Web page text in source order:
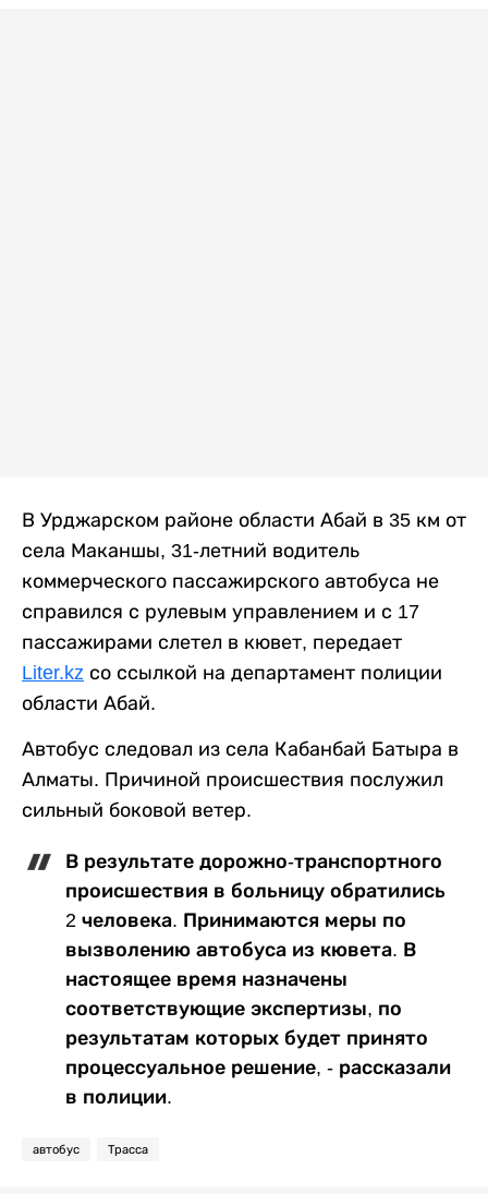
В Урджарском районе области Абай в 35 км от
села Маканшы, 31-летний водитель
коммерческого пассажирского автобуса не
справился с рулевым управлением и с 17
пассажирами слетел в кювет, передает
Liter.kz со ссылкой на департамент полиции
области Абай.
Автобус следовал из села Кабанбай Батыра в
Алматы. Причиной происшествия послужил
сильный боковой ветер.
В результате дорожно-транспортного
происшествия в больницу обратились
2 человека. Принимаются меры по
вызволению автобуса из кювета. В
настоящее время назначены
соответствующие экспертизы, по
результатам которых будет принято
процессуальное решение, - рассказали
в полиции.
автобус Трасса